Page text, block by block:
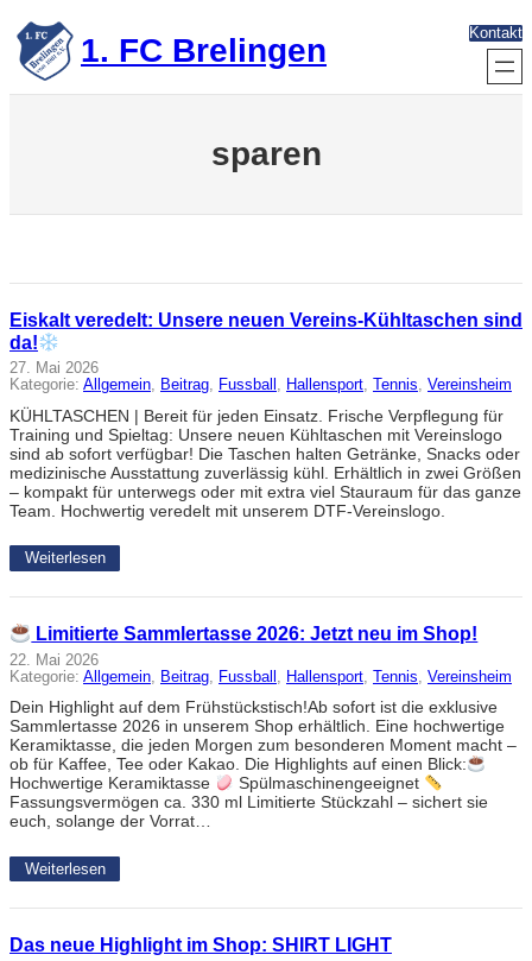
Zum
Inhalt
springen 1. FC Brelingen Kontakt
sparen
Eiskalt veredelt: Unsere neuen Vereins-Kühltaschen sind
da!
27. Mai 2026
Kategorie: Allgemein, Beitrag, Fussball , Hallensport, Tennis, Vereinsheim
KÜHLTASCHEN | Bereit für jeden Einsatz. Frische Verpflegung für
Training und Spieltag: Unsere neuen Kühltaschen mit Vereinslogo
sind ab sofort verfügbar! Die Taschen halten Getränke, Snacks oder
medizinische Ausstattung zuverlässig kühl. Erhältlich in zwei Größen
– kompakt für unterwegs oder mit extra viel Stauraum für das ganze
Team. Hochwertig veredelt mit unserem DTF-Vereinslogo.
Weiterlesen
Limitierte Sammlertasse 2026: Jetzt neu im Shop!
22. Mai 2026
Kategorie: Allgemein Beitrag Fussball Hallensport Tennis Vereinsheim
Dein Highlight auf dem Frühstückstisch!Ab sofort ist die exklusive
Sammlertasse 2026 in unserem Shop erhältlich. Eine hochwertige
Keramiktasse, die jeden Morgen zum besonderen Moment macht –
ob für Kaffee, Tee oder Kakao. Die Highlights auf einen Blick:
Hochwertige Keramiktasse
Spülmaschinengeeignet
Fassungsvermögen ca. 330 ml Limitierte Stückzahl – sichert sie
euch, solange der Vorrat…
Weiterlesen
Das neue Highlight im Shop: SHIRT LIGHT